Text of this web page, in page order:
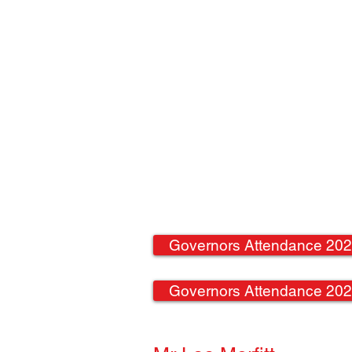
Governors Attendance
Governors Attendance